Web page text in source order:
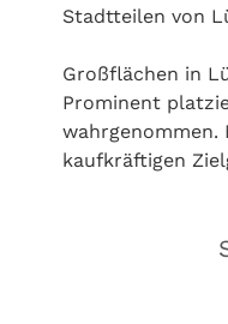
Stadtteilen von
Großflächen in
Prominent
wahrgenommen.
kaufkräftigen